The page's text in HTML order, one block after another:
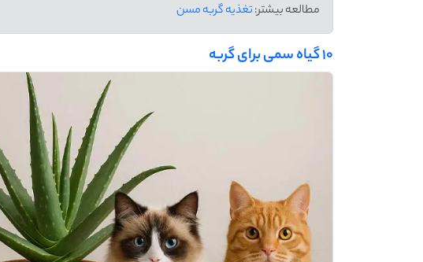
مطالعه بیشتر:تغذیه گربه مسن
10 گیاه سمی برای گربه